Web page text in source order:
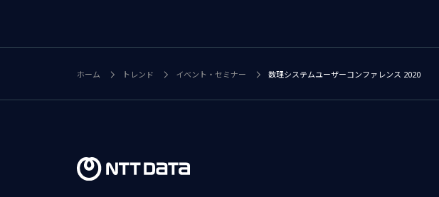
ホーム トレンド イベント・セミナー 数理システムユーザーコンファレンス 2020